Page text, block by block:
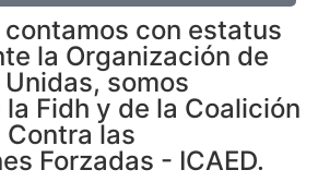
con estatus
la Organización de
somos
Fidh y de la Coalición
las
Forzadas - ICAED.